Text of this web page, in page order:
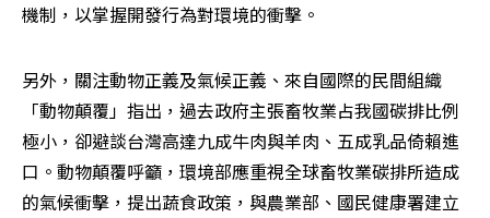
機制，以掌握開發行為對環境的衝擊。
另外，關注動物正義及氣候正義、來自國際的民間組織
「動物顛覆」指出，過去政府主張畜牧業占我國碳排比例
極小，卻避談台灣高達九成牛肉與羊肉、五成乳品倚賴進
口。動物顛覆呼籲，環境部應重視全球畜牧業碳排所造成
的氣候衝擊，提出蔬食政策，與農業部、國民健康署建立